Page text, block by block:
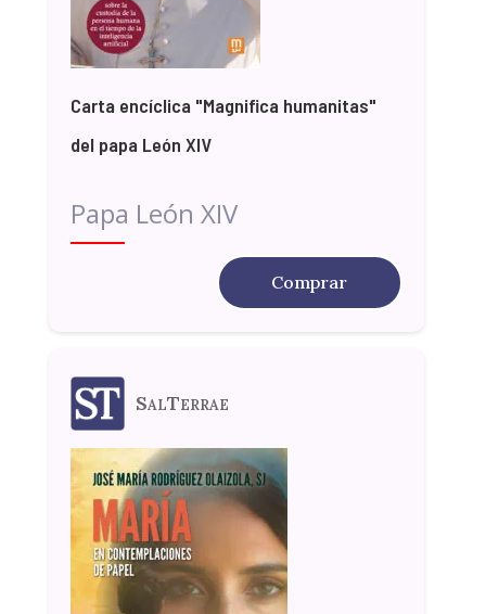
Carta encíclica "Magnifica humanitas"
del papa León XIV
Papa León XIV
Comprar
SalTerrae